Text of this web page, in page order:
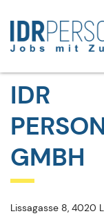
IDR
GMBH
Lissagasse 8, 4020